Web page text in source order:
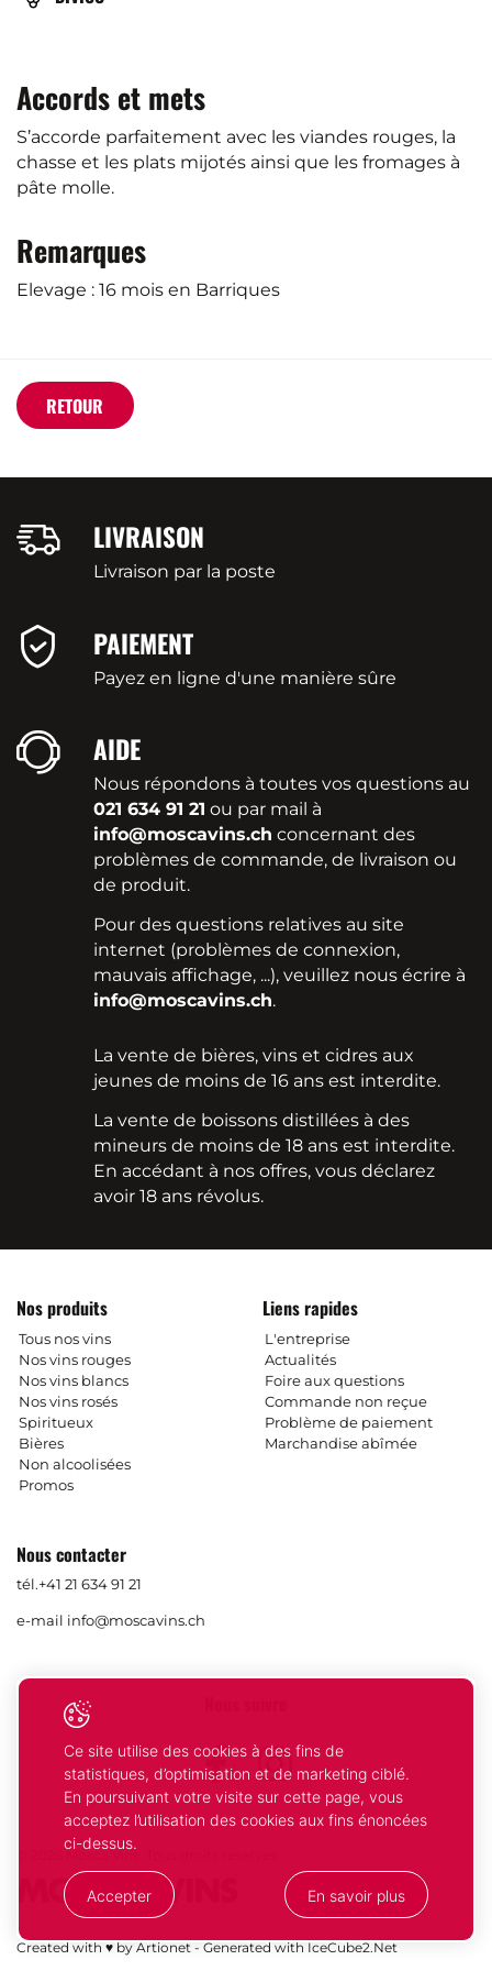
Accords et mets
S’accorde parfaitement avec les viandes rouges, la
chasse et les plats mijotés ainsi que les fromages à
pâte molle.
Remarques
Elevage : 16 mois en Barriques
RETOUR
LIVRAISON
Livraison par la poste
PAIEMENT
Payez en ligne d'une manière sûre
AIDE
Nous répondons à toutes vos questions au
021 634 91 21 ou par mail à
info@moscavins.ch concernant des
problèmes de commande, de livraison ou
de produit.
Pour des questions relatives au site
internet (problèmes de connexion,
mauvais affichage, ...), veuillez nous écrire à
info@moscavins.ch.
La vente de bières, vins et cidres aux
jeunes de moins de 16 ans est interdite.
La vente de boissons distillées à des
mineurs de moins de 18 ans est interdite.
En accédant à nos offres, vous déclarez
avoir 18 ans révolus.
Nos produits
Tous nos vins
Nos vins rouges
Nos vins blancs
Nos vins rosés
Spiritueux
Bières
Non alcoolisées
Promos
Liens rapides
L'entreprise
Actualités
Foire aux questions
Commande non reçue
Problème de paiement
Marchandise abîmée
Nous contacter
tél.+41 21 634 91 21
e-mail info@moscavins.ch
Facebook
Instagram
© 2026 Mosca Vins. Tous droits réservés
Created with ♥ by Artionet - Generated with IceCube2.Net
Votre
Ce site utilise des cookies à des fins de
statistiques, d’optimisation et de marketing ciblé.
En poursuivant votre visite sur cette page, vous
acceptez l’utilisation des cookies aux fins énoncées
ci-dessus.
Accepter En savoir plus